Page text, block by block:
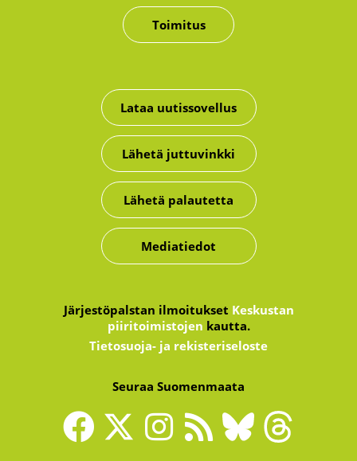
Toimitus
Lataa uutissovellus
Lähetä juttuvinkki
Lähetä palautetta
Mediatiedot
Järjestöpalstan ilmoitukset Keskustan
piiritoimistojen kautta.
Tietosuoja- ja rekisteriseloste
Seuraa Suomenmaata